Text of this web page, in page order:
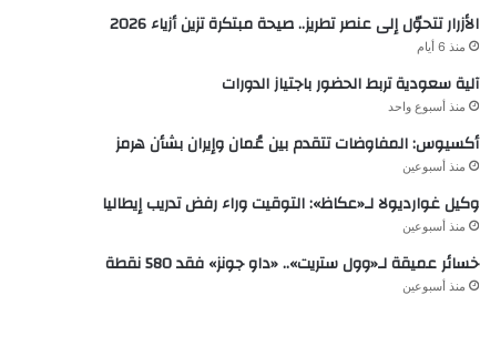
الأزرار تتحوّل إلى عنصر تطريز.. صيحة مبتكرة تزين أزياء 2026
منذ 6 أيام
آلية سعودية تربط الحضور باجتياز الدورات
منذ أسبوع واحد
أكسيوس: المفاوضات تتقدم بين عُمان وإيران بشأن هرمز
منذ أسبوعين
وكيل غوارديولا لـ«عكاظ»: التوقيت وراء رفض تدريب إيطاليا
منذ أسبوعين
خسائر عميقة لـ«وول ستريت».. «داو جونز» فقد 580 نقطة
منذ أسبوعين